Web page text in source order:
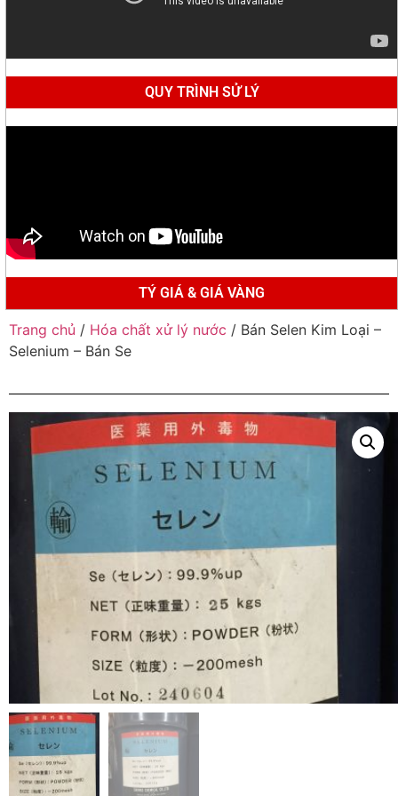
QUY TRÌNH SỬ LÝ
TÝ GIÁ & GIÁ VÀNG
Trang chủ / Hóa chất xử lý nước / Bán Selen Kim Loại –
Selenium – Bán Se